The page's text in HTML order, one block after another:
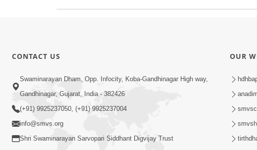
CONTACT US
Swaminarayan Dham, Opp. Infocity, Koba-Gandhinagar High way,
Gandhinagar, Gujarat, India - 382426
(+91) 9925237050, (+91) 9925237004
info@smvs.org
Shri Swaminarayan Sarvopari Siddhant Digvijay Trust
OUR